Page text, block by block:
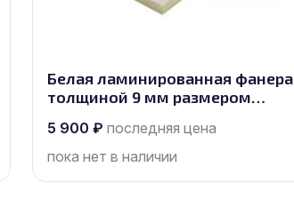
Белая ламинированная фанера
толщиной 9 мм размером
5 900 ₽ последняя цена
пока нет в наличии